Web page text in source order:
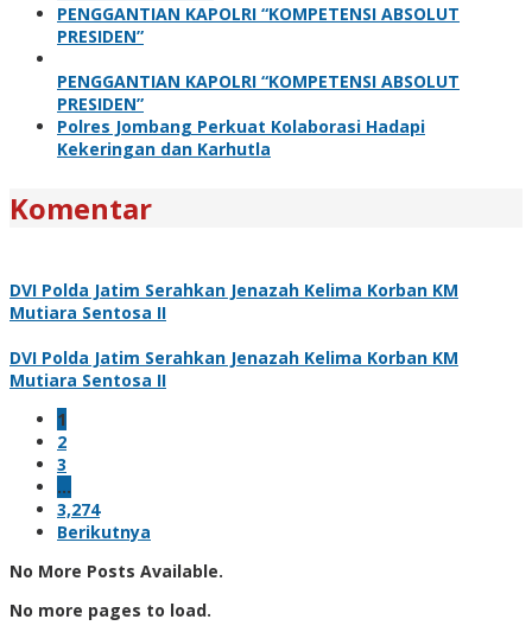
PENGGANTIAN KAPOLRI “KOMPETENSI ABSOLUT
PRESIDEN”
PENGGANTIAN KAPOLRI “KOMPETENSI ABSOLUT
PRESIDEN”
Polres Jombang Perkuat Kolaborasi Hadapi
Kekeringan dan Karhutla
Komentar
DVI Polda Jatim Serahkan Jenazah Kelima Korban KM
Mutiara Sentosa II
DVI Polda Jatim Serahkan Jenazah Kelima Korban KM
Mutiara Sentosa II
1
2
3
…
3,274
Berikutnya
No More Posts Available.
No more pages to load.